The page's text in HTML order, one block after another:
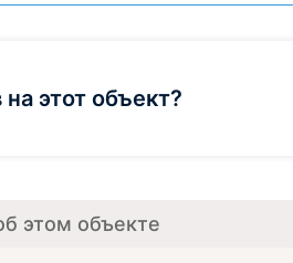
этот объект?
этом объекте